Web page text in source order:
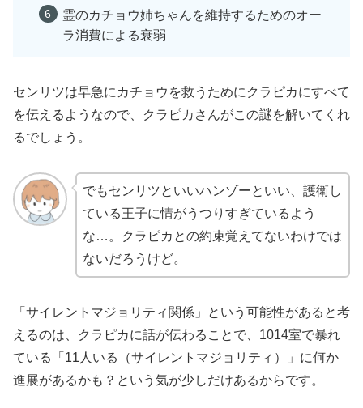
霊のカチョウ姉ちゃんを維持するためのオー
ラ消費による衰弱
センリツは早急にカチョウを救うためにクラピカにすべて
を伝えるようなので、クラピカさんがこの謎を解いてくれ
るでしょう。
でもセンリツといいハンゾーといい、護衛し
ている王子に情がうつりすぎているよう
な…。クラピカとの約束覚えてないわけでは
ないだろうけど。
「サイレントマジョリティ関係」という可能性があると考
えるのは、クラピカに話が伝わることで、1014室で暴れ
ている「11人いる（サイレントマジョリティ）」に何か
進展があるかも？という気が少しだけあるからです。